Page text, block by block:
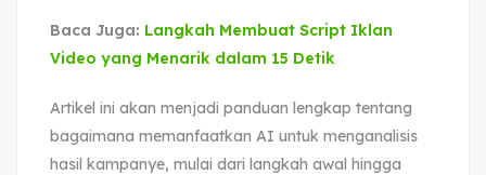
Baca Juga: Langkah Membuat Script Iklan
Video yang Menarik dalam 15 Detik
Artikel ini akan menjadi panduan lengkap tentang
bagaimana memanfaatkan AI untuk menganalisis
hasil kampanye, mulai dari langkah awal hingga